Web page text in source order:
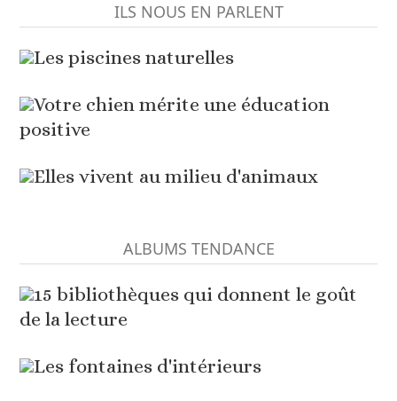
ILS NOUS EN PARLENT
Les piscines naturelles
Votre chien mérite une éducation
positive
Elles vivent au milieu d'animaux
ALBUMS TENDANCE
15 bibliothèques qui donnent le goût
de la lecture
Les fontaines d'intérieurs